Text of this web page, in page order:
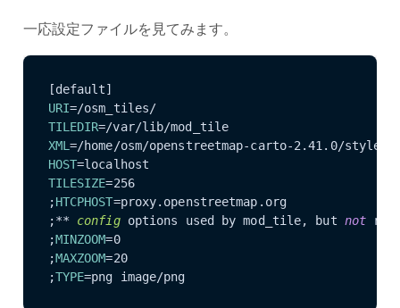
一応設定ファイルを見てみます。
URI
TILEDIR
XML
HOST
TILESIZE=256
;HTCPHOST=proxy.openstreetmap.org
;** config options used by mod_tile, but not
;MINZOOM=0
;MAXZOOM=20
;TYPE=png image/png